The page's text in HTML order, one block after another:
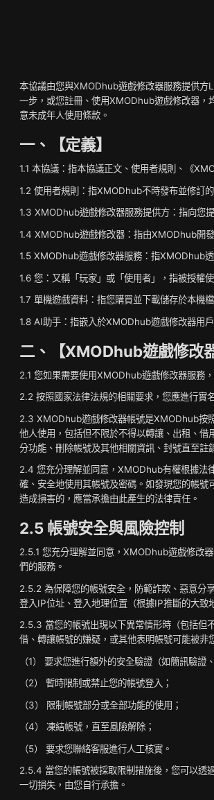
本協議由您與XMODhub遊戲修改器服務提供
一步，或您註冊、使用XMODhub遊戲修改器，
意未成年人使用條款。
一、【定義】
1.1 本協議：指本協議正文、使用者規則、《
1.2 使用者規則：指XMODhub不時發布並修訂
1.3 XMODhub遊戲修改器服務提供方：指向您
1.4 XMODhub遊戲修改器：指由XMODhub開
1.5 XMODhub遊戲修改器服務：指XMODhub
1.6 您：又稱「玩家」或「使用者」，指被授權
1.7 單機遊戲資料：指您購買並下載儲存於本機
1.8 AI助手：指嵌入於XMODhub遊戲修改器用
二、【XMODhub遊戲修改
2.1 您如果需要使用XMODhub遊戲修改器服務
2.2 按照國家法律法規的相關要求，您應進行實
2.3 XMODhub遊戲修改器帳號是XMODhub按
他人使用，包括但不限於不得以轉讓、出租、
分功能、刪除帳號及其他相關資訊、封號直至註
2.4 您充分理解並同意，XMODhub有權根據法
確、安全地使用其帳號及密碼。如發現您的帳
造成損害的，應當承擔由此產生的法律責任。
2.5 帳號安全與風險控制
2.5.1 您充分理解並同意，XMODhub遊戲修改
們的服務。
2.5.2 為保障您的帳號安全，防範詐欺、惡意分
登入IP位址、登入地理位置（根據IP推斷的大致
2.5.3 當您的帳號出現以下異常情形時（包括但
借、轉讓帳號的嫌疑，或其他表明帳號可能被
（1） 要求您進行額外的安全驗證（如簡訊驗證
（2） 暫時限制或禁止您的帳號登入；
（3） 限制帳號部分或全部功能的使用；
（4） 凍結帳號，直至風險解除；
（5） 要求您聯絡客服進行人工核實。
2.5.4 當您的帳號被採取限制措施後，您可以透
一切損失，由您自行承擔。